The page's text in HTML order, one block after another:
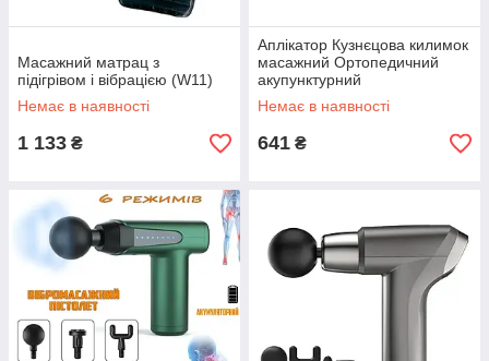
Масажний матрац з
підігрівом і вібрацією (W11)
Немає в наявності
1 133 ₴
Аплікатор Кузнєцова килимок
масажний Ортопедичний
акупунктурний
Немає в наявності
641 ₴